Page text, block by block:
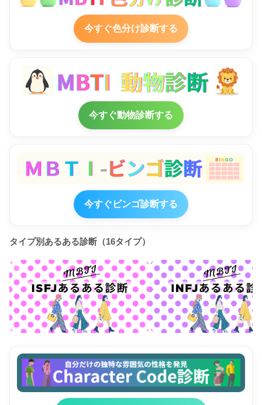
今すぐ色分け診断する
今すぐ動物診断する
今すぐビンゴ診断する
タイプ別あるある診断（16タイプ）